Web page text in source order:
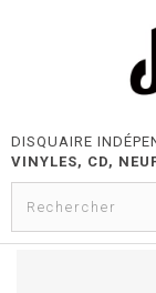
DISQUAIRE
VINYLES, CD,